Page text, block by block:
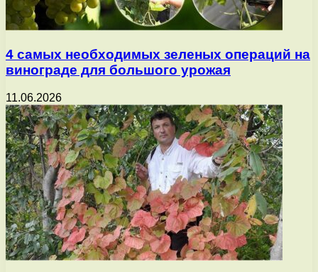
4 самых необходимых зеленых операций на
винограде для большого урожая
11.06.2026